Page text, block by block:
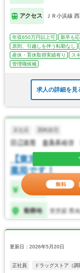
アクセス ＪＲ小浜線
年収650万円以上可 新卒も
原則、引越しを伴う転勤なし
産休・育休取得実績有り
ス
管理職候補
求人の詳細を見
更新日：2026年5月20日
正社員 ドラッグストア（調